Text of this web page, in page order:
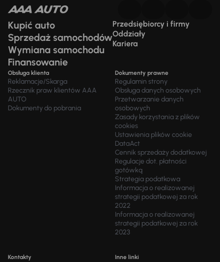
Kupić auto
Sprzedaż samochodów
Wymiana samochodu
Finansowanie
Przedsiębiorcy i firmy
Oddziały
Kariera
Obsługa klienta
Reklamacje/Skarga
Rzecznik praw klientów AAA
AUTO
Dokumenty do pobrania
Dokumenty prawne
Regulamin strony
Obsługa danych osobowych
Przetwarzanie danych
osobowych
Zasady korzystania z plików
cookies
Ustawienia plików cookie
DataAct
Cennik sprzedaży dodatkowej
Regulacje dot. płatności
gotówką
Strategia podatkowa
Informacja o realizowanej
strategii podatkowej za rok
2022
Informacja o realizowanej
strategii podatkowej za rok
2023
Kontakty Inne linki